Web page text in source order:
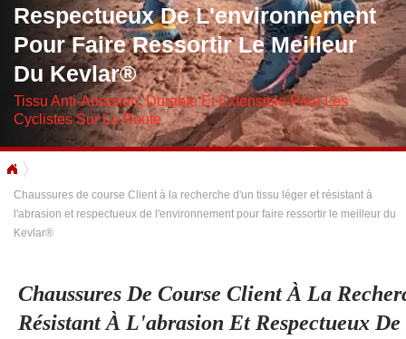
Respectueux De L'environnement
Pour Faire Ressortir Le Meilleur
Du Kevlar®
Tissu Anti-Abrasion, Durable Et Extensible Pour Les
Cyclistes Sur La Route
Chaussures de course Client à la recherche d'un tissu léger et résistant à
l'abrasion et respectueux de l'environnement pour faire ressortir le meilleur du
Kevlar®
Chaussures De Course Client À La
Résistant À L'abrasion Et Respectueux